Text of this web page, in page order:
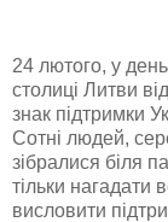
24 лютого, у
столиці Литви
знак підтримки
Сотні людей,
зібралися біля
тільки нагадати
висловити